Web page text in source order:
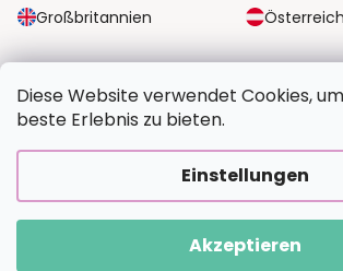
Diese Website verwendet Cookies,
beste Erlebnis zu bieten.
Einstellungen
Akzeptieren
Großbritannien
Österreich
SICHERE ZAHLUNGSOPTIONEN
BildvomFoto.at. Alle Rechte